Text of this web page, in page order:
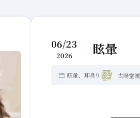
06/23
2026 眩暈
眩暈、耳鳴り 太陽堂